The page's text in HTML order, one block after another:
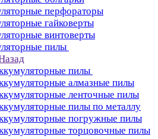
перфораторы
гайковерты
винтоверты
пилы
пилы
алмазные пилы
ленточные пилы
пилы по металлу
погружные пилы
торцовочные пилы